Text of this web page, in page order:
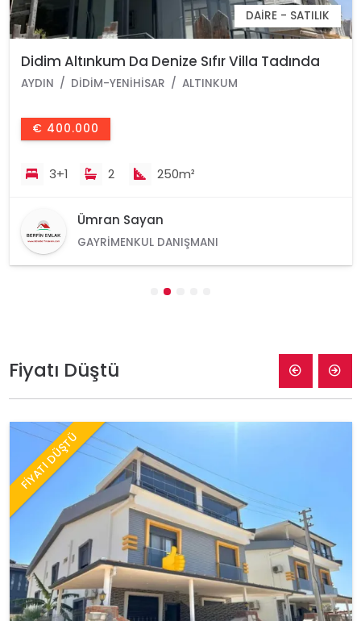
DAIRE - SATILIK
Didim Altınkum Da Denize Sıfır Villa Tadında
Satılık Dubleks Daire
AYDIN DIDIM-YENIHISAR ALTINKUM
€ 400.000
3+1 2 250m²
Ümran Sayan
GAYRIMENKUL DANIŞMANI
Fiyatı Düştü
FİYATI DÜŞTÜ